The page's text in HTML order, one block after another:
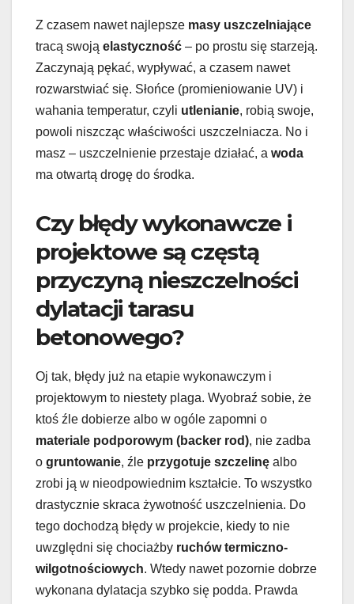
Z czasem nawet najlepsze masy uszczelniające
tracą swoją elastyczność – po prostu się starzeją.
Zaczynają pękać, wypływać, a czasem nawet
rozwarstwiać się. Słońce (promieniowanie UV) i
wahania temperatur, czyli utlenianie, robią swoje,
powoli niszcząc właściwości uszczelniacza. No i
masz – uszczelnienie przestaje działać, a woda
ma otwartą drogę do środka.
Czy błędy wykonawcze i
projektowe są częstą
przyczyną nieszczelności
dylatacji tarasu
betonowego?
Oj tak, błędy już na etapie wykonawczym i
projektowym to niestety plaga. Wyobraź sobie, że
ktoś źle dobierze albo w ogóle zapomni o
materiale podporowym (backer rod), nie zadba
o gruntowanie, źle przygotuje szczelinę albo
zrobi ją w nieodpowiednim kształcie. To wszystko
drastycznie skraca żywotność uszczelnienia. Do
tego dochodzą błędy w projekcie, kiedy to nie
uwzględni się chociażby ruchów termiczno-
wilgotnościowych. Wtedy nawet pozornie dobrze
wykonana dylatacja szybko się podda. Prawda